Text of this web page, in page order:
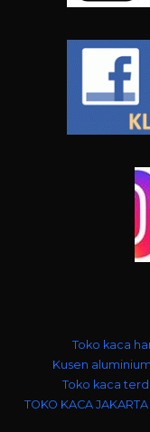
Toko kaca
Kusen
Toko kaca
TOKO KACA